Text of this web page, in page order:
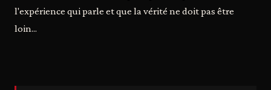
l'expérience qui parle et que la vérité ne doit pas être
loin...